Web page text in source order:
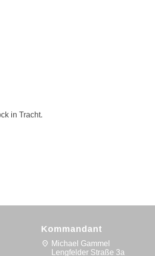
in Tracht.
Kommandant
location_on Michael Gammel
Lengfelder Straße 3a